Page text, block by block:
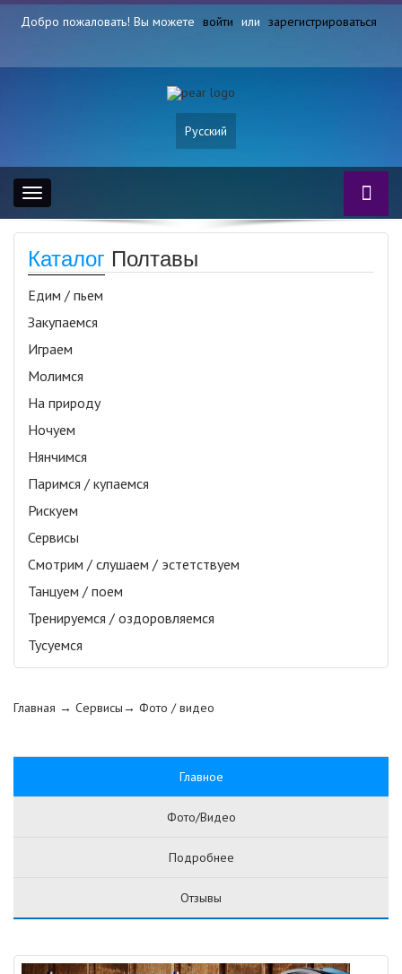
Добро пожаловать! Вы можете войти или зарегистрироваться
Русский
Toggle
navigation
Каталог Полтавы
Едим / пьем
Закупаемся
Играем
Молимся
На природу
Ночуем
Нянчимся
Паримся / купаемся
Рискуем
Сервисы
Смотрим / слушаем / эстетствуем
Танцуем / поем
Тренируемся / оздоровляемся
Тусуемся
Главная → Сервисы→ Фото / видео
Главное
Фото/Видео
Подробнее
Отзывы